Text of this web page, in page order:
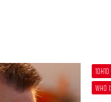
10H10
WHO